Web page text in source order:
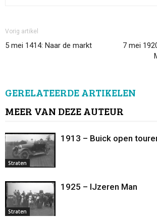
Vorig artikel
5 mei 1414: Naar de markt
7 mei
GERELATEERDE ARTIKELEN
MEER VAN DEZE AUTEUR
Straten
1913 – Buick open
Straten
1925 – IJzeren Man